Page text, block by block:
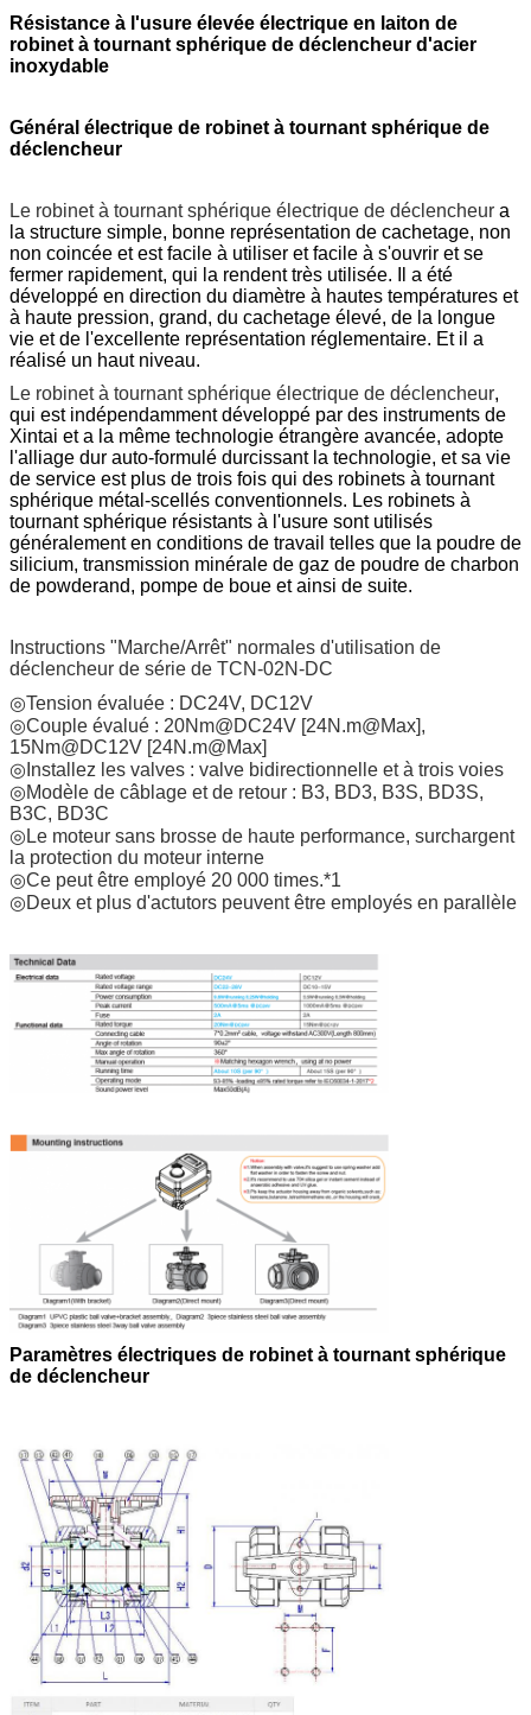
Résistance à l'usure élevée électrique en laiton de
robinet à tournant sphérique de déclencheur d'acier
inoxydable
Général électrique de robinet à tournant sphérique de
déclencheur
Le robinet à tournant sphérique électrique de déclencheur a
la structure simple, bonne représentation de cachetage, non
non coincée et est facile à utiliser et facile à s'ouvrir et se
fermer rapidement, qui la rendent très utilisée. Il a été
développé en direction du diamètre à hautes températures et
à haute pression, grand, du cachetage élevé, de la longue
vie et de l'excellente représentation réglementaire. Et il a
réalisé un haut niveau.
Le robinet à tournant sphérique électrique de déclencheur,
qui est indépendamment développé par des instruments de
Xintai et a la même technologie étrangère avancée, adopte
l'alliage dur auto-formulé durcissant la technologie, et sa vie
de service est plus de trois fois qui des robinets à tournant
sphérique métal-scellés conventionnels. Les robinets à
tournant sphérique résistants à l'usure sont utilisés
généralement en conditions de travail telles que la poudre de
silicium, transmission minérale de gaz de poudre de charbon
de powderand, pompe de boue et ainsi de suite.
Instructions "Marche/Arrêt" normales d'utilisation de
déclencheur de série de TCN-02N-DC
◎Tension évaluée : DC24V, DC12V
◎Couple évalué : 20Nm@DC24V [24N.m@Max],
15Nm@DC12V [24N.m@Max]
◎Installez les valves : valve bidirectionnelle et à trois voies
◎Modèle de câblage et de retour : B3, BD3, B3S, BD3S,
B3C, BD3C
◎Le moteur sans brosse de haute performance, surchargent
la protection du moteur interne
◎Ce peut être employé 20 000 times.*1
◎Deux et plus d'actutors peuvent être employés en parallèle
Paramètres électriques de robinet à tournant sphérique
de déclencheur